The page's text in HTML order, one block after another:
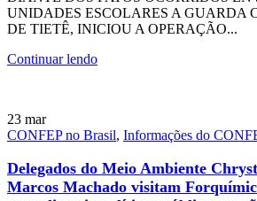
UNIDADES ESCOLARES A GUARDA
DE TIETÊ, INICIOU A OPERAÇÃO...
Continuar lendo
23 mar
CONFEP no Brasil, Informações do
Delegados do Meio Ambiente
Marcos Machado visitam